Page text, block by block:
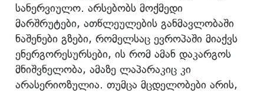
სანერვიულო. არსებობს მოქმედი
მარშრუტები, ათწლეულების განმავლობაში
ნაშენები გზები, რომელსაც ევროპაში მიაქვს
ენერგორესურსები, ის რომ ამან დაკარგოს
მნიშვნელობა, ამაზე ლაპარაკიც კი
არასერიოზულია. თუმცა მცდელობები არის,